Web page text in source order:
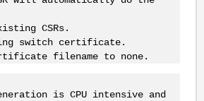
CSRs.
switch certificate.
filename to none.
is CPU intensive and